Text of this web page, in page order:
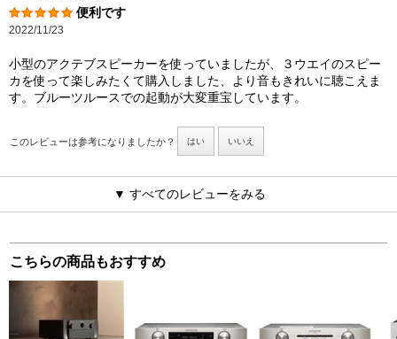
便利です
2022/11/23
小型のアクテブスピーカーを使っていましたが、３ウエイのスピー
カを使って楽しみたくて購入しました、より音もきれいに聴こえま
す。ブルーツルースでの起動が大変重宝しています。
このレビューは参考になりましたか？ はい いいえ
▼ すべてのレビューをみる
こちらの商品もおすすめ